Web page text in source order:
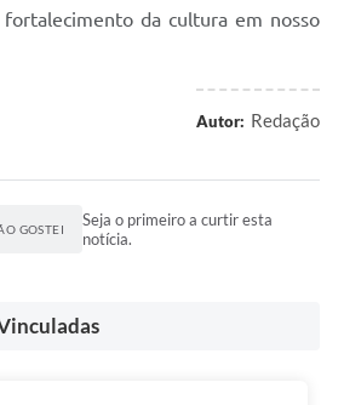
da cultura em nosso
Autor: Redação
GOSTEI
Seja o primeiro a curtir esta
notícia.